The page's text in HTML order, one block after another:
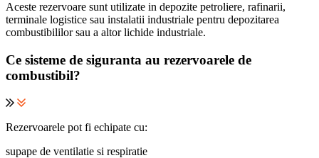
Aceste rezervoare sunt utilizate in depozite petroliere, rafinarii,
terminale logistice sau instalatii industriale pentru depozitarea
combustibililor sau a altor lichide industriale.
Ce sisteme de siguranta au rezervoarele de
combustibil?
Rezervoarele pot fi echipate cu:
supape de ventilatie si respiratie